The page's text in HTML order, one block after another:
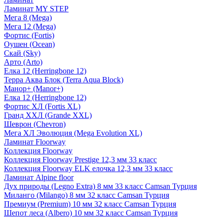
Ламинат MY STEP
Мега 8 (Mega)
Мега 12 (Mega)
Фортис (Fortis)
Оушен (Ocean)
Скай (Sky)
Арто (Arto)
Елка 12 (Herringbone 12)
Терра Аква Блок (Terra Aqua Block)
Манор+ (Manor+)
Елка 12 (Herringbone 12)
Фортис ХЛ (Fortis XL)
Гранд ХХЛ (Grande XXL)
Шеврон (Chevron)
Мега ХЛ Эволюция (Mega Evolution XL)
Ламинат Floorway
Коллекция Floorway
Коллекция Floorway Prestige 12,3 мм 33 класс
Коллекция Floorway ELK елочка 12,3 мм 33 класс
Ламинат Alpine floor
Дух природы (Legno Extra) 8 мм 33 класс Camsan Турция
Миланго (Milango) 8 мм 32 класс Camsan Турция
Премиум (Premium) 10 мм 32 класс Camsan Турция
Шепот леса (Albero) 10 мм 32 класс Camsan Турция